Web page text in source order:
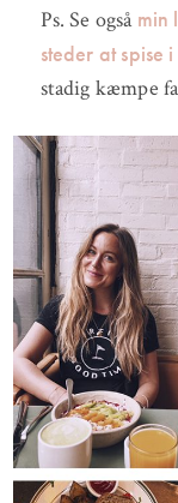
Ps. Se også min
steder at spise
stadig kæmpe